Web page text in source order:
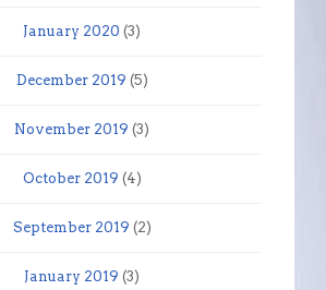
January 2020 (3)
December 2019 (5)
November 2019 (3)
October 2019 (4)
September 2019 (2)
January 2019 (3)